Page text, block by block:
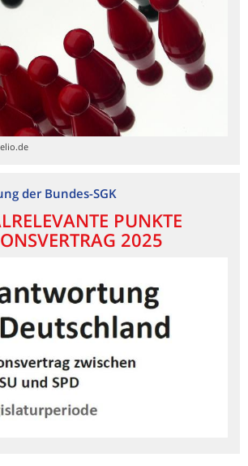
der Bundes-SGK
PUNKTE
2025